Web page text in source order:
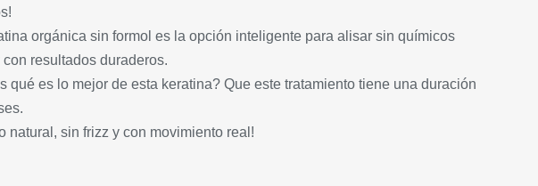
orgánica sin formol es la opción inteligente para alisar sin químicos
con resultados duraderos.
qué es lo mejor de esta keratina? Que este tratamiento tiene una duración
natural, sin frizz y con movimiento real!